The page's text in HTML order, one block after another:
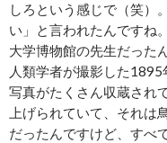
しろという感じで（笑）
い」と言われたんですね
大学博物館の先生だった
人類学者が撮影した
写真がたくさん収蔵され
上げられていて、それは
だったんですけど、すべ